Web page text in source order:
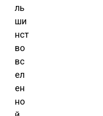
ль
ши
нст
во
вс
ел
ен
но